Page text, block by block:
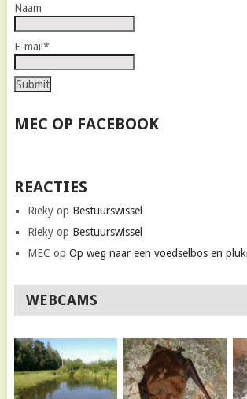
Naam
E-mail*
MEC OP FACEBOOK
REACTIES
Riekyop Bestuurswissel
Riekyop Bestuurswissel
MEC op Op weg naar een voedselbos en
WEBCAMS